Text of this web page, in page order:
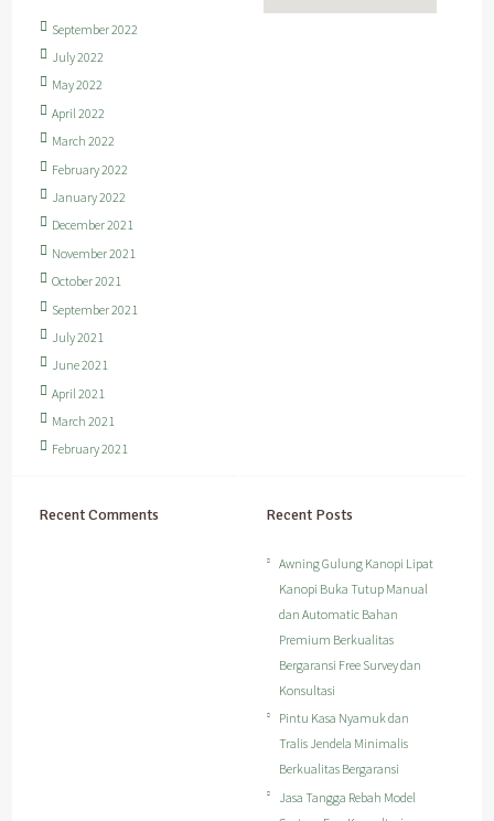
September 2022
July 2022
May 2022
April 2022
March 2022
February 2022
January 2022
December 2021
November 2021
October 2021
September 2021
July 2021
June 2021
April 2021
March 2021
February 2021
Recent Comments Recent Posts
Awning Gulung Kanopi Lipat
Kanopi Buka Tutup Manual
dan Automatic Bahan
Premium Berkualitas
Bergaransi Free Survey dan
Konsultasi
Pintu Kasa Nyamuk dan
Tralis Jendela Minimalis
Berkualitas Bergaransi
Jasa Tangga Rebah Model